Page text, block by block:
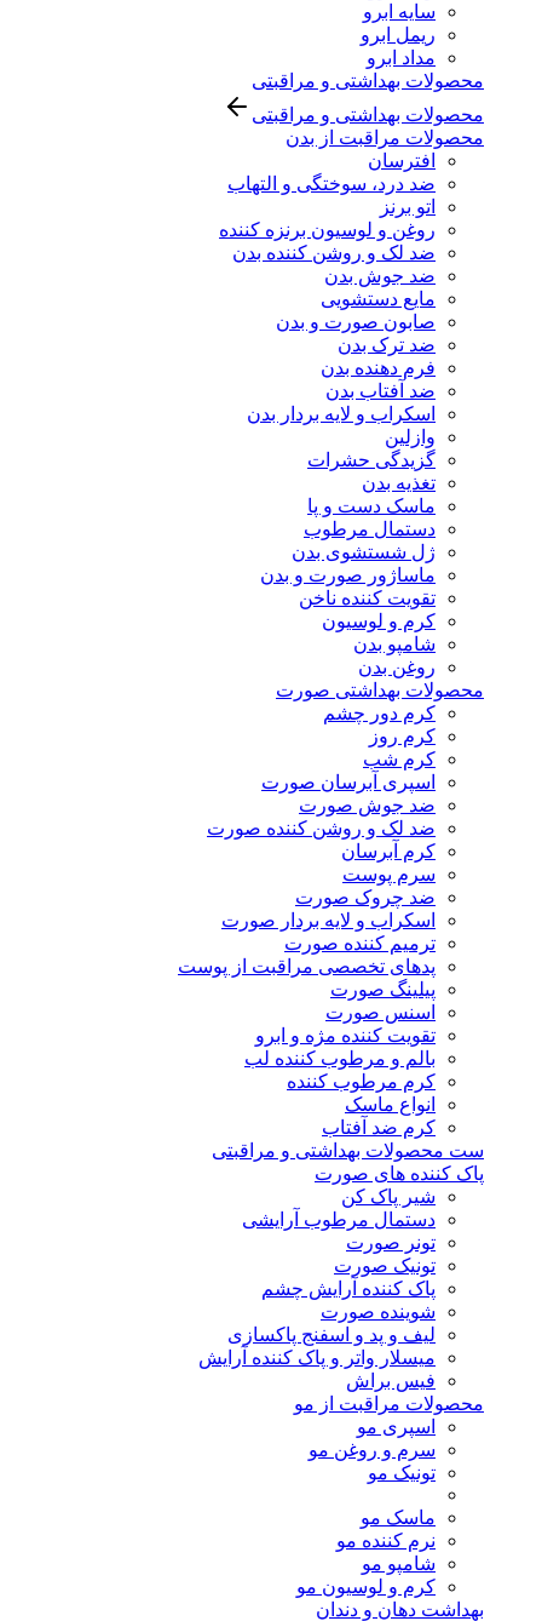
سایه ابرو
ریمل ابرو
مداد ابرو
محصولات بهداشتی و مراقبتی
محصولات بهداشتی و مراقبتی
محصولات مراقبت از بدن
افترسان
ضد درد، سوختگی و التهاب
اتو برنز
روغن و لوسیون برنزه کننده
ضد لک و روشن کننده بدن
ضد جوش بدن
مایع دستشویی
صابون صورت و بدن
ضد ترک بدن
فرم دهنده بدن
ضد آفتاب بدن
اسکراب و لایه بردار بدن
وازلین
گزیدگی حشرات
تغذیه بدن
ماسک دست و پا
دستمال مرطوب
ژل شستشوی بدن
ماساژور صورت و بدن
تقویت کننده ناخن
کرم و لوسیون
شامپو بدن
روغن بدن
محصولات بهداشتی صورت
کرم دور چشم
کرم روز
کرم شب
اسپری آبرسان صورت
ضد جوش صورت
ضد لک و روشن کننده صورت
کرم آبرسان
سرم پوست
ضد چروک صورت
اسکراب و لایه بردار صورت
ترمیم کننده صورت
پدهای تخصصی مراقبت از پوست
پیلینگ صورت
اسنس صورت
تقویت کننده مژه و ابرو
بالم و مرطوب کننده لب
کرم مرطوب کننده
انواع ماسک
کرم ضد آفتاب
ست محصولات بهداشتی و مراقبتی
پاک کننده های صورت
شیر پاک کن
دستمال مرطوب آرایشی
تونر صورت
تونیک صورت
پاک کننده آرایش چشم
شوینده صورت
لیف و پد و اسفنج پاکسازی
میسلار واتر و پاک کننده آرایش
فیس براش
محصولات مراقبت از مو
اسپری مو
سرم و روغن مو
تونیک مو
ماسک مو
نرم کننده مو
شامپو مو
کرم و لوسیون مو
بهداشت دهان و دندان